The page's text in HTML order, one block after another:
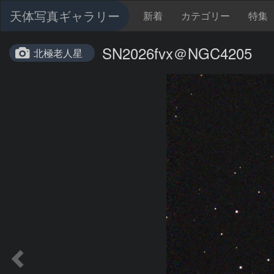
天体写真ギャラリー 新着 カテゴリー 特集
北極老人星 SN2026fvx＠NGC4205